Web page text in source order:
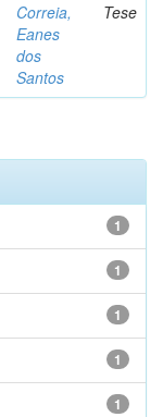
Correia,
Eanes
dos
Santos
Tese
1
1
1
1
1